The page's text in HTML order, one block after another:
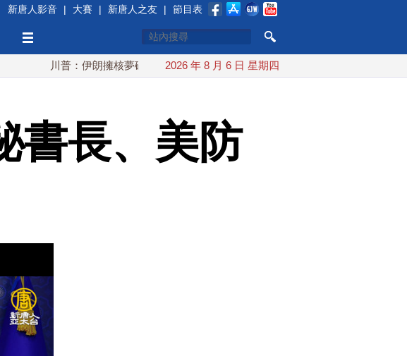
新唐人影音 | 大賽 | 新唐人之友 | 節目表
川普：伊朗擁核夢碎 海峽即將恢復通航 烏克蘭貨機旁驚現炸彈無人機 德國機場
2026 年 8 月 6 日 星期四
書長、美防